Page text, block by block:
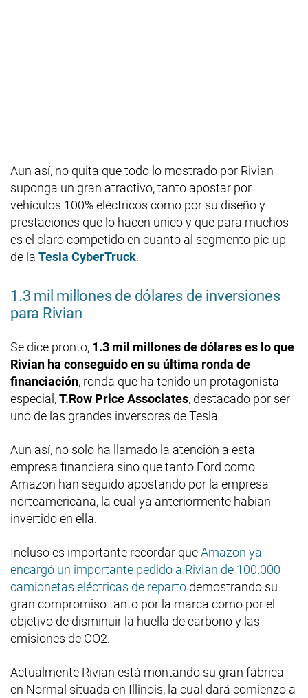
Aun así, no quita que todo lo mostrado por Rivian
suponga un gran atractivo, tanto apostar por
vehículos 100% eléctricos como por su diseño y
prestaciones que lo hacen único y que para muchos
es el claro competido en cuanto al segmento pic-up
de la Tesla CyberTruck.
1.3 mil millones de dólares de inversiones
para Rivian
Se dice pronto, 1.3 mil millones de dólares es lo que
Rivian ha conseguido en su última ronda de
financiación, ronda que ha tenido un protagonista
especial,T.Row Price Associates, destacado por ser
uno de las grandes inversores de Tesla.
Aun así, no solo ha llamado la atención a esta
empresa financiera sino que tanto Ford como
Amazon han seguido apostando por la empresa
norteamericana, la cual ya anteriormente habían
invertido en ella.
Incluso es importante recordar queAmazon ya
encargó un importante pedido a Rivian de 100.000
camionetas eléctricas de reparto demostrando su
gran compromiso tanto por la marca como por el
objetivo de disminuir la huella de carbono y las
emisiones de CO2.
Actualmente Rivian está montando su gran fábrica
en Normal situada en Illinois, la cual dará comienzo a